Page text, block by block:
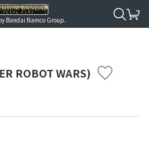
Bandai Namco Group.
ROBOT WARS)